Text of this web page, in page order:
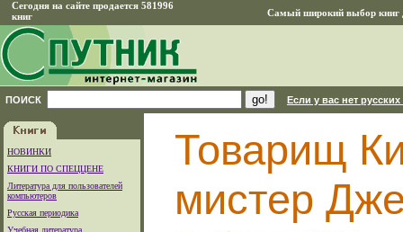
Сегодня на сайте продается 581996
книг
Самый широкий выбор книг
ПОИСК Если у вас нет
НОВИНКИ
КНИГИ ПО СПЕЦЦЕНЕ
Литература для пользователей
компьютеров
Русская периодика
Учебная литература
Товарищ
мистер